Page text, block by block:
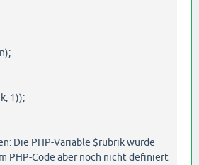
1));
Die PHP-Variable $rubrik wurde
PHP-Code aber noch nicht definiert